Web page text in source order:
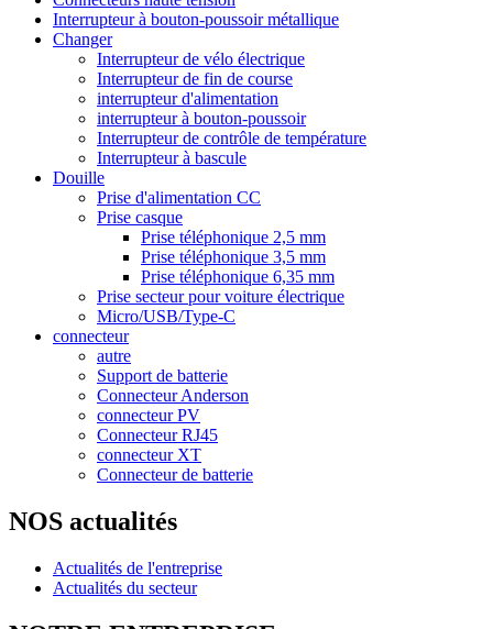
Interrupteur à bouton-poussoir métallique
Changer
Interrupteur de vélo électrique
Interrupteur de fin de course
interrupteur d'alimentation
interrupteur à bouton-poussoir
Interrupteur de contrôle de température
Interrupteur à bascule
Douille
Prise d'alimentation CC
Prise casque
Prise téléphonique 2,5 mm
Prise téléphonique 3,5 mm
Prise téléphonique 6,35 mm
Prise secteur pour voiture électrique
Micro/USB/Type-C
connecteur
autre
Support de batterie
Connecteur Anderson
connecteur PV
Connecteur RJ45
connecteur XT
Connecteur de batterie
NOS actualités
Actualités de l'entreprise
Actualités du secteur